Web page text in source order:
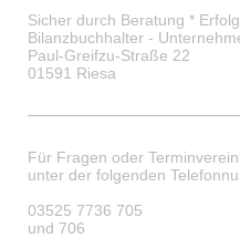
Sicher durch Beratung *
Bilanzbuchhalter -
Paul-Greifzu-Straße 22
01591 Riesa
Für Fragen oder
unter der folgenden
03525 7736 705
und 706